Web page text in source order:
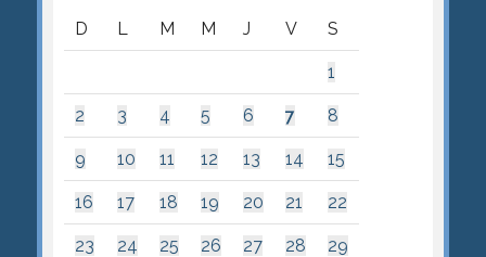
D L M M J V S
1
2 3 4 5 6 7 8
9 10 11 12 13 14 15
16 17 18 19 20 21 22
23 24 25 26 27 28 29